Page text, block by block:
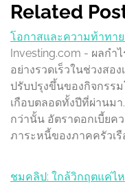
Related
โอกาสและความท้าทาย
Investing.com - ผลกำ
อย่างรวดเร็วในช่วงสอ
ปรับปรุงขึ้นของกิจกรร
เกือบตลอดทั้งปีที่ผ่านม
กว่านั้น อัตราดอกเบี้ยค
ภาระหนี้ของภาคครัวเรื
ชมคลิป: ใกล้วิกฤตแค่ไห